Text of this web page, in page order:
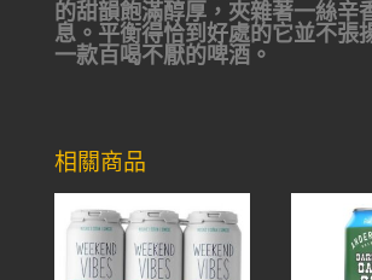
的甜韻飽滿醇厚，夾雜著一絲辛
息。平衡得恰到好處的它並不張
一款百喝不厭的啤酒。
相關商品